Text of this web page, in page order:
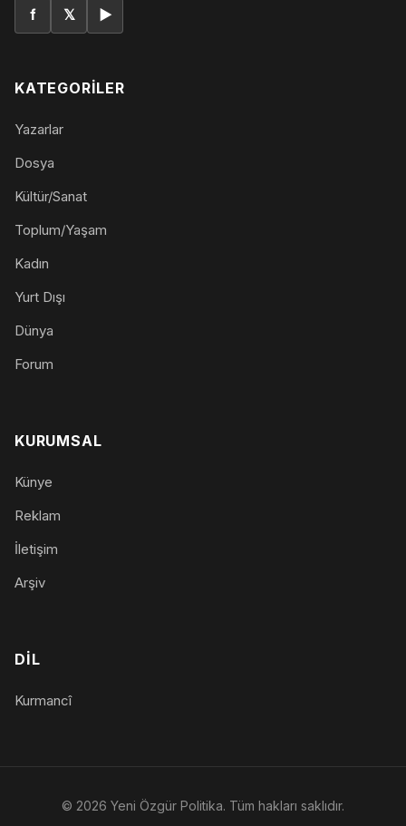
f 𝕏 ▶
KATEGORILER
Yazarlar
Dosya
Kültür/Sanat
Toplum/Yaşam
Kadın
Yurt Dışı
Dünya
Forum
KURUMSAL
Künye
Reklam
İletişim
Arşiv
DIL
Kurmancî
© 2026 Yeni Özgür Politika. Tüm hakları saklıdır.